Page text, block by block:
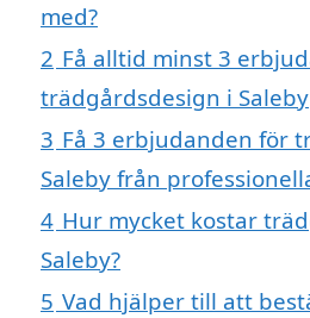
med?
2 Få alltid minst 3
trädgårdsdesign i Saleby
3 Få 3 erbjudanden för
Saleby från
4 Hur mycket kostar
Saleby?
5 Vad hjälper till att